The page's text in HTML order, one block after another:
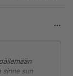
sinne sun